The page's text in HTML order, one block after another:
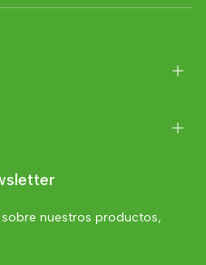
nuestros productos,